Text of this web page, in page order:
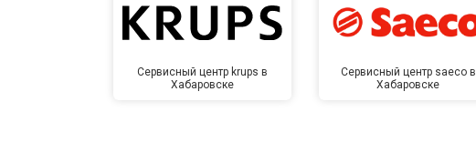
Сервисный центр krups в
Хабаровске
Сервисный центр saeco в
Хабаровске